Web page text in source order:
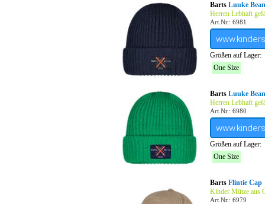
Barts Luuke
Herren Lebhaft
Art.Nr.: 6981
Größen auf Lager:
One Size
Barts Luuke
Herren Lebhaft
Art.Nr.: 6980
Größen auf Lager:
One Size
Barts Flintie Cap
Kinder Mütze aus
Art.Nr.: 6979